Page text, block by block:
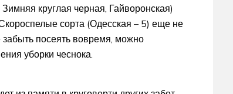
круглая черная, Гайворонская)
сорта (Одесская – 5) еще не
забыть посеять вовремя, можно
уборки чеснока.